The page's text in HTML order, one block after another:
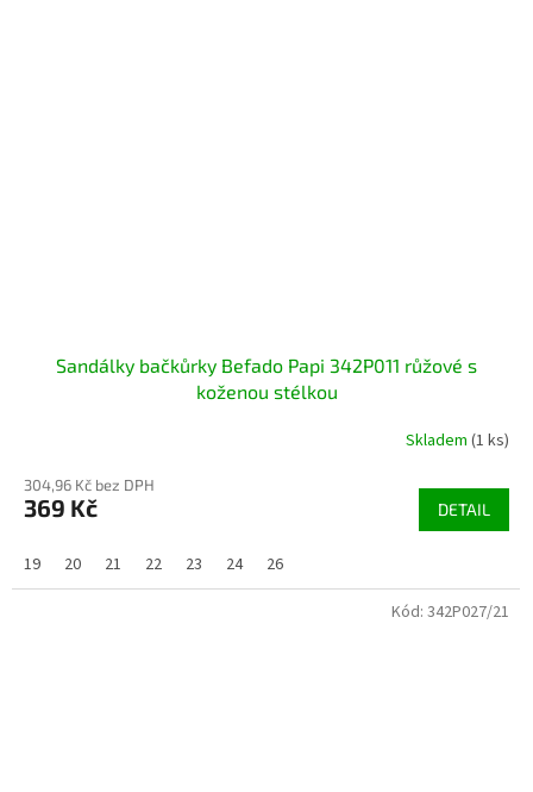
Sandálky bačkůrky Befado Papi 342P011 růžové s
koženou stélkou
Skladem (1 ks)
304,96 Kč bez DPH
369 Kč DETAIL
19 20 21 22 23 24 26
Kód: 342P027/21